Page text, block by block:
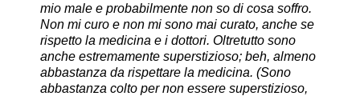
mio male e probabilmente non so di cosa soffro.
Non mi curo e non mi sono mai curato, anche se
rispetto la medicina e i dottori. Oltretutto sono
anche estremamente superstizioso; beh, almeno
abbastanza da rispettare la medicina. (Sono
abbastanza colto per non essere superstizioso,